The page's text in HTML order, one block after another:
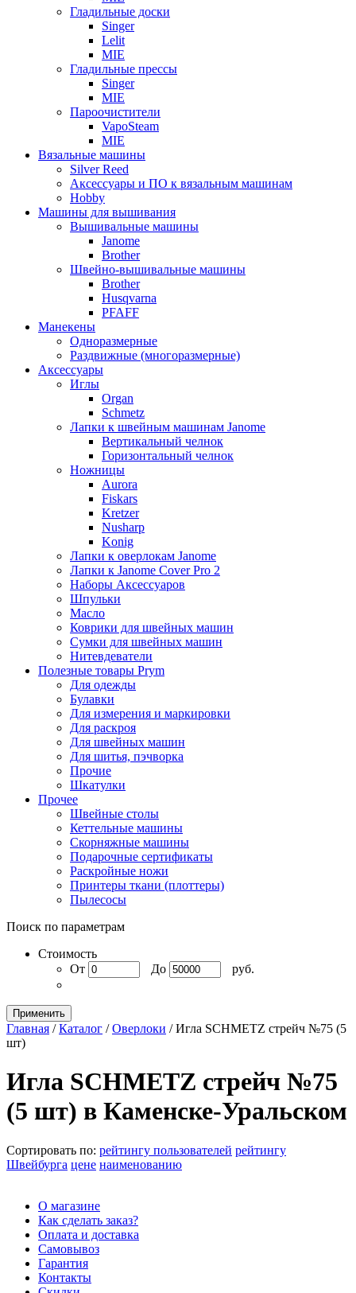
Гладильные доски
Singer
Lelit
MIE
Гладильные прессы
Singer
MIE
Пароочистители
VapoSteam
MIE
Вязальные машины
Silver Reed
Аксессуары и ПО к вязальным машинам
Hobby
Машины для вышивания
Вышивальные машины
Janome
Brother
Швейно-вышивальные машины
Brother
Husqvarna
PFAFF
Манекены
Одноразмерные
Раздвижные (многоразмерные)
Аксессуары
Иглы
Organ
Schmetz
Лапки к швейным машинам Janome
Вертикальный челнок
Горизонтальный челнок
Ножницы
Aurora
Fiskars
Kretzer
Nusharp
Konig
Лапки к оверлокам Janome
Лапки к Janome Cover Pro 2
Наборы Аксессуаров
Шпульки
Масло
Коврики для швейных машин
Сумки для швейных машин
Нитевдеватели
Полезные товары Prym
Для одежды
Булавки
Для измерения и маркировки
Для раскроя
Для швейных машин
Для шитья, пэчворка
Прочие
Шкатулки
Прочее
Швейные столы
Кеттельные машины
Скорняжные машины
Подарочные сертификаты
Раскройные ножи
Принтеры ткани (плоттеры)
Пылесосы
Поиск по параметрам
Стоимость
От
До руб.
Применить
Главная /Каталог /Оверлоки /Игла SCHMETZ стрейч №75 (5
шт)
Игла SCHMETZ стрейч №75
(5 шт) в Каменске-Уральском
Сортировать по: рейтингу пользователей рейтингу
Швейбурга цене наименованию
О магазине
Как сделать заказ?
Оплата и доставка
Самовывоз
Гарантия
Контакты